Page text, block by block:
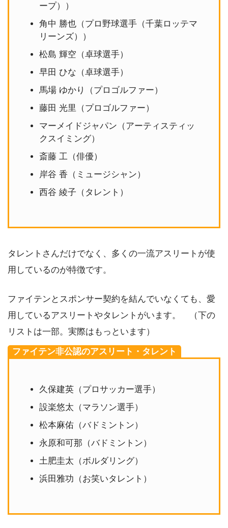
ープ））
角中 勝也（プロ野球選手（千葉ロッテマ
リーンズ））
松島 輝空（卓球選手）
早田 ひな（卓球選手）
馬場 ゆかり（プロゴルファー）
藤田 光里（プロゴルファー）
マーメイドジャパン（アーティスティッ
クスイミング）
斎藤 工（俳優）
岸谷 香（ミュージシャン）
西谷 綾子（タレント）
タレントさんだけでなく、多くの一流アスリートが使
用しているのが特徴です。
ファイテンとスポンサー契約を結んでいなくても、愛
用しているアスリートやタレントがいます。 （下の
リストは一部。実際はもっといます）
ファイテン非公認のアスリート・タレント
久保建英（プロサッカー選手）
設楽悠太（マラソン選手）
松本麻佑（バドミントン）
永原和可那（バドミントン）
土肥圭太（ボルダリング）
浜田雅功（お笑いタレント）